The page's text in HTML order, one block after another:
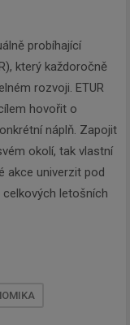
probíhající
který každoročně
rozvoji. ETUR
hovořit o
náplň. Zapojit
okolí, tak vlastní
akce univerzit pod
letošních